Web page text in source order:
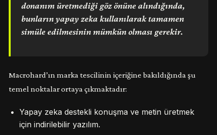
donanım üretmediği göz önüne alındığında,
bunların yapay zeka kullanılarak tamamen
simüle edilmesinin mümkün olması gerekir.
Macrohard’ın marka tescilinin içeriğine bakıldığında şu
temel noktalar ortaya çıkmaktadır:
Yapay zeka destekli konuşma ve metin üretmek
için indirilebilir yazılım.